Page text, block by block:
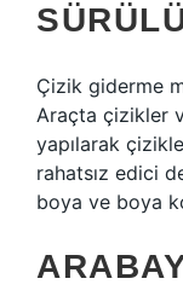
Çizik giderme
Araçta çizikler
yapılarak
rahatsız edici
boya ve boya